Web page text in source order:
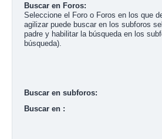
Buscar en Foros:
Seleccione el Foro o Foros en los que
agilizar puede buscar en los subforos
padre y habilitar la búsqueda en los
búsqueda).
Buscar en subforos:
Buscar en :